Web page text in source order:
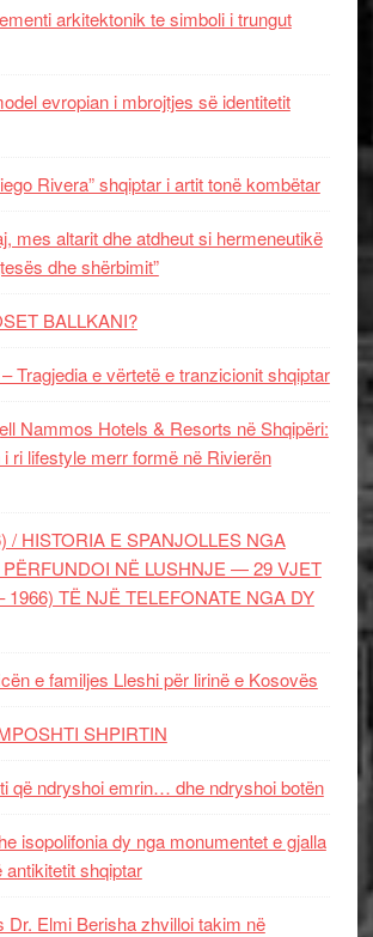
arkitektonik te simboli i trungut
evropian i mbrojtjes së identitetit
Rivera” shqiptar i artit tonë kombëtar
mes altarit dhe atdheut si hermeneutikë
dhe shërbimit”
BALLKANI?
Tragjedia e vërtetë e tranzicionit shqiptar
Nammos Hotels & Resorts në Shqipëri:
ri lifestyle merr formë në Rivierën
/ HISTORIA E SPANJOLLES NGA
NË LUSHNJE — 29 VJET
1966) TË NJË TELEFONATE NGA DY
e familjes Lleshi për lirinë e Kosovës
SHPIRTIN
që ndryshoi emrin… dhe ndryshoi botën
isopolifonia dy nga monumentet e gjalla
antikitetit shqiptar
Dr. Elmi Berisha zhvilloi takim në